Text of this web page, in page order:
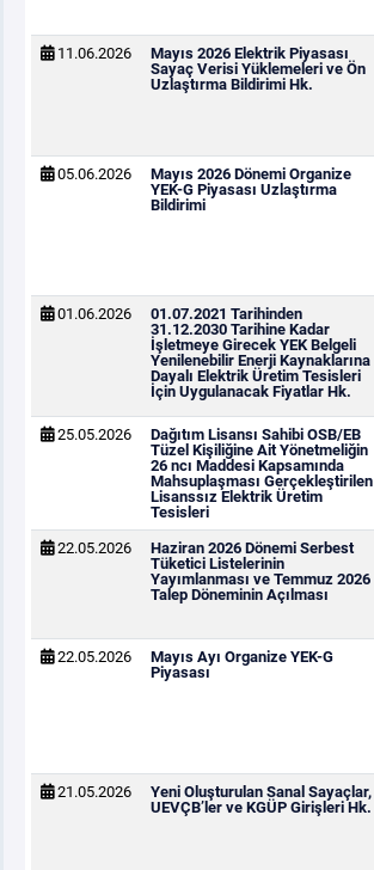
11.06.2026
Mayıs 2026 Elektrik Piyasası
Sayaç Verisi Yüklemeleri ve Ön
Uzlaştırma Bildirimi Hk.
05.06.2026
Mayıs 2026 Dönemi Organize
YEK-G Piyasası Uzlaştırma
Bildirimi
01.06.2026
01.07.2021 Tarihinden
31.12.2030 Tarihine Kadar
İşletmeye Girecek YEK Belgeli
Yenilenebilir Enerji Kaynaklarına
Dayalı Elektrik Üretim Tesisleri
İçin Uygulanacak Fiyatlar Hk.
25.05.2026
Dağıtım Lisansı Sahibi OSB/EB
Tüzel Kişiliğine Ait Yönetmeliğin
26 ncı Maddesi Kapsamında
Mahsuplaşması Gerçekleştirilen
Lisanssız Elektrik Üretim
Tesisleri
22.05.2026
Haziran 2026 Dönemi Serbest
Tüketici Listelerinin
Yayımlanması ve Temmuz 2026
Talep Döneminin Açılması
22.05.2026
Mayıs Ayı Organize YEK-G
Piyasası
21.05.2026
Yeni Oluşturulan Sanal Sayaçlar,
UEVÇB’ler ve KGÜP Girişleri Hk.